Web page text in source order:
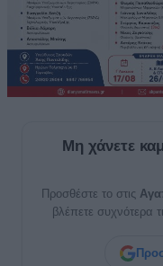
Μη χάνετε
Προσθέστε το στις
βλέπετε συχνότερα